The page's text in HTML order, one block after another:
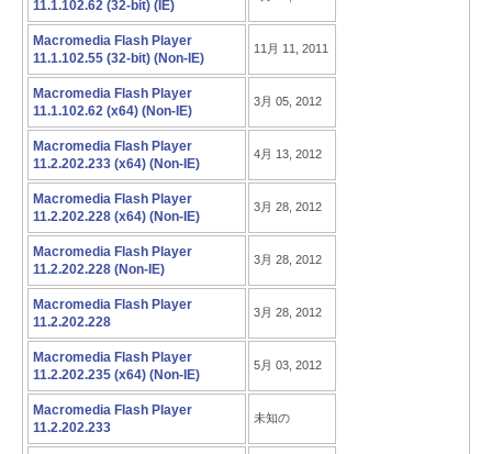
11.1.102.62 (32-bit) (IE)
Macromedia Flash Player
11.1.102.55 (32-bit) (Non-IE)
11月 11, 2011
Macromedia Flash Player
11.1.102.62 (x64) (Non-IE)
3月 05, 2012
Macromedia Flash Player
11.2.202.233 (x64) (Non-IE)
4月 13, 2012
Macromedia Flash Player
11.2.202.228 (x64) (Non-IE)
3月 28, 2012
Macromedia Flash Player
11.2.202.228 (Non-IE)
3月 28, 2012
Macromedia Flash Player
11.2.202.228
3月 28, 2012
Macromedia Flash Player
11.2.202.235 (x64) (Non-IE)
5月 03, 2012
Macromedia Flash Player
11.2.202.233
未知の